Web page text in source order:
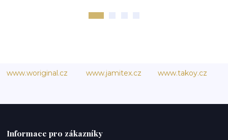
www.woriginal.cz www.jamitex.cz www.takoy.cz
Informace pro zákazníky